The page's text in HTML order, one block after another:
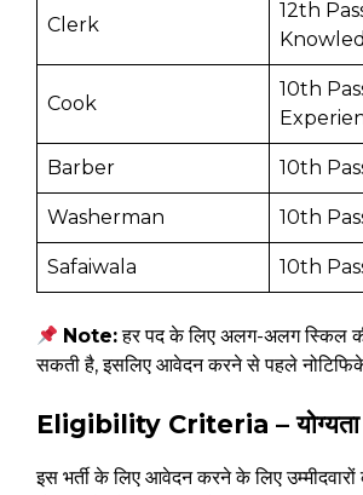
Clerk
12th
Cook
10th
Barber 10th
Washerman 10th
Safaiwala 10th
Note:हर पद के लिए अलग-अलग स्किल
सकती है, इसलिए आवेदन करने से पहले
Eligibility Criteria – योग्यता
इस भर्ती के लिए आवेदन करने के लिए उम्मीदवारों